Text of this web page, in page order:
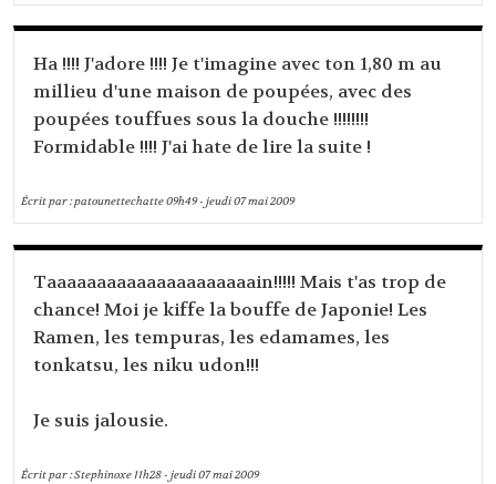
Ha !!!! J'adore !!!! Je t'imagine avec ton 1,80 m au
millieu d'une maison de poupées, avec des
poupées touffues sous la douche !!!!!!!!
Formidable !!!! J'ai hate de lire la suite !
Écrit par :patounettechatte09h49-jeudi 07mai 2009
Taaaaaaaaaaaaaaaaaaaaain!!!!! Mais t'as trop de
chance! Moi je kiffe la bouffe de Japonie! Les
Ramen, les tempuras, les edamames, les
tonkatsu, les niku udon!!!
Je suis jalousie.
Écrit par :Stephinoxe11h28-jeudi 07mai 2009